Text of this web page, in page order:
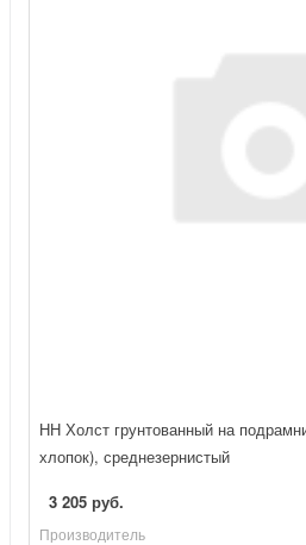
НН Холст грунтованный на
хлопок), среднезернистый
3 205 руб.
Производитель